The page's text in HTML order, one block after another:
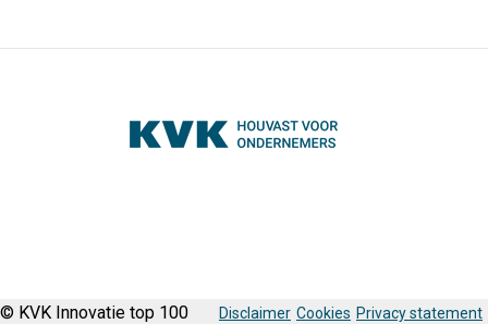
© KVK Innovatie top 100 Disclaimer Cookies Privacy statement